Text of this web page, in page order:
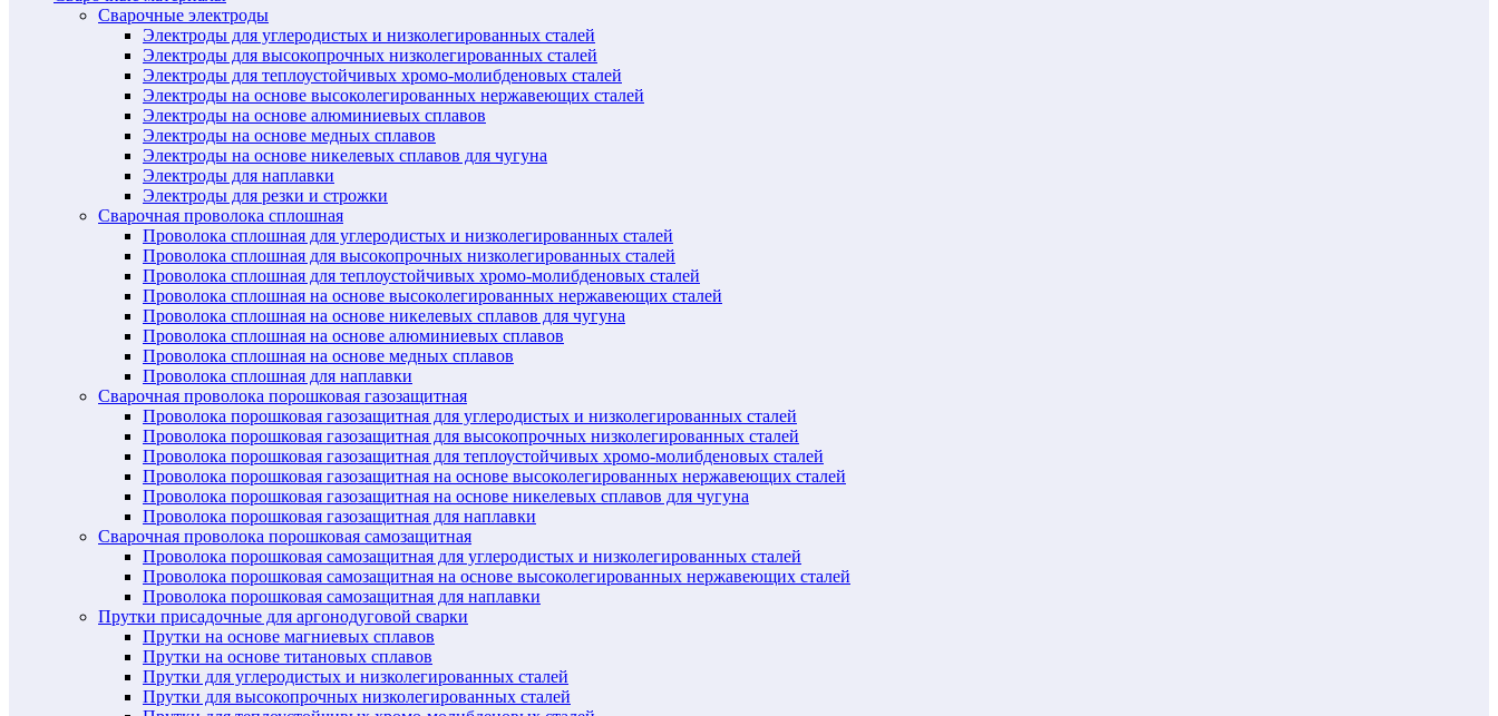
Сварочные электроды
Электроды для углеродистых и низколегированных сталей
Электроды для высокопрочных низколегированных сталей
Электроды для теплоустойчивых хромо-молибденовых сталей
Электроды на основе высоколегированных нержавеющих сталей
Электроды на основе алюминиевых сплавов
Электроды на основе медных сплавов
Электроды на основе никелевых сплавов для чугуна
Электроды для наплавки
Электроды для резки и строжки
Сварочная проволока сплошная
Проволока сплошная для углеродистых и низколегированных сталей
Проволока сплошная для высокопрочных низколегированных сталей
Проволока сплошная для теплоустойчивых хромо-молибденовых сталей
Проволока сплошная на основе высоколегированных нержавеющих сталей
Проволока сплошная на основе никелевых сплавов для чугуна
Проволока сплошная на основе алюминиевых сплавов
Проволока сплошная на основе медных сплавов
Проволока сплошная для наплавки
Сварочная проволока порошковая газозащитная
Проволока порошковая газозащитная для углеродистых и низколегированных сталей
Проволока порошковая газозащитная для высокопрочных низколегированных сталей
Проволока порошковая газозащитная для теплоустойчивых хромо-молибденовых сталей
Проволока порошковая газозащитная на основе высоколегированных нержавеющих сталей
Проволока порошковая газозащитная на основе никелевых сплавов для чугуна
Проволока порошковая газозащитная для наплавки
Сварочная проволока порошковая самозащитная
Проволока порошковая самозащитная для углеродистых и низколегированных сталей
Проволока порошковая самозащитная на основе высоколегированных нержавеющих сталей
Проволока порошковая самозащитная для наплавки
Прутки присадочные для аргонодуговой сварки
Прутки на основе магниевых сплавов
Прутки на основе титановых сплавов
Прутки для углеродистых и низколегированных сталей
Прутки для высокопрочных низколегированных сталей